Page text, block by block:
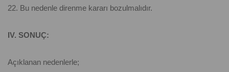
22. Bu nedenle direnme kararı bozulmalıdır.
IV. SONUÇ:
Açıklanan nedenlerle;